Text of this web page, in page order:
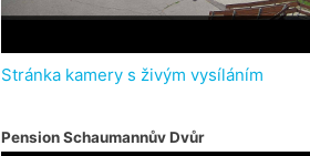
Stránka kamery s živým vysíláním
Pension Schaumannův Dvůr